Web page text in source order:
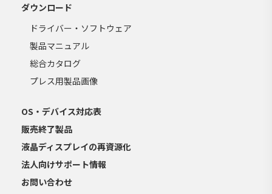
ダウンロード
ドライバー・ソフトウェア
製品マニュアル
総合カタログ
プレス用製品画像
OS・デバイス対応表
販売終了製品
液晶ディスプレイの再資源化
法人向けサポート情報
お問い合わせ